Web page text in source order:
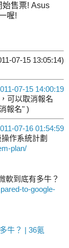
售票! Asus
喔!
07-15 13:05:14)
07-15 14:00:19
可以取消報名
報名" )
07-16 01:54:59
作系統計劃
plan/
軟到底有多牛？
to-google-
牛？ | 36氪